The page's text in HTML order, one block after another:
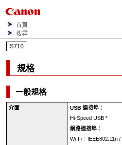
首頁
搜尋
S710
規格
一般規格
介面 USB 連接埠：
Hi-Speed USB*
網路連接埠：
Wi-Fi： IEEE802.11n/